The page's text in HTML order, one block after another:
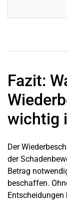
Fazit:
wichtig
Der
der
Betrag
beschaffen.